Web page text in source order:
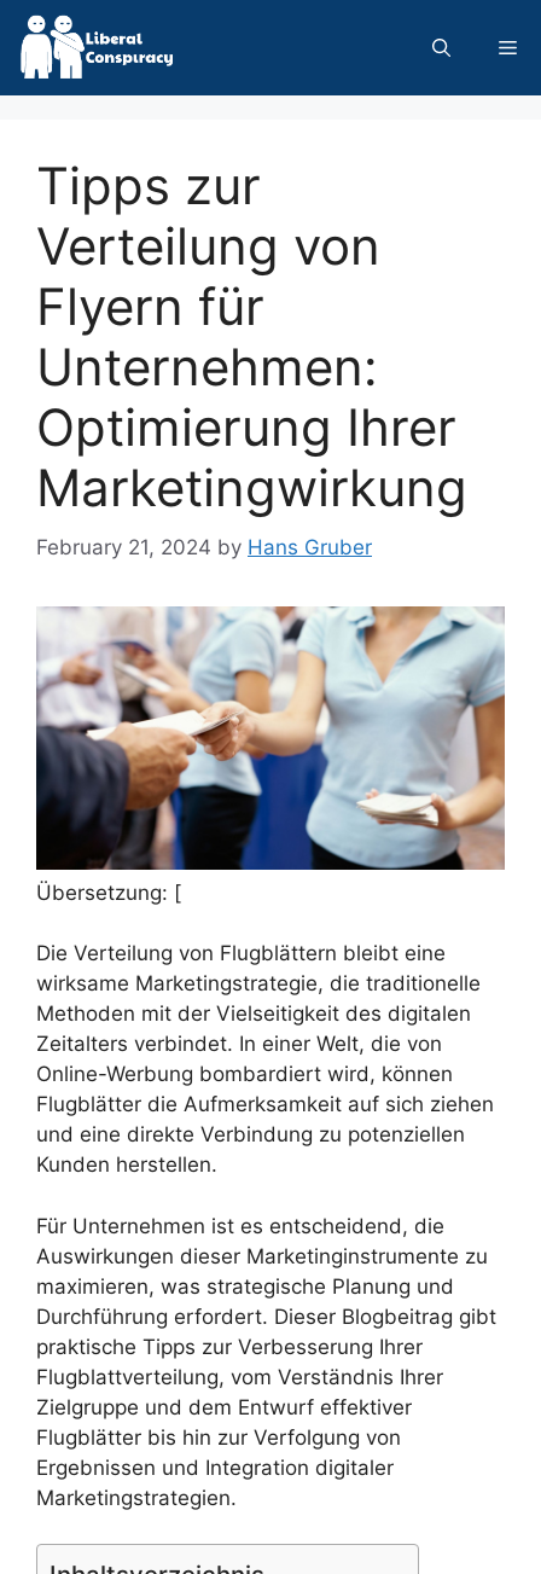
Skip
content
Tipps zur
Verteilung von
Flyern für
Unternehmen:
Optimierung Ihrer
Marketingwirkung
February 21, 2024 by Hans Gruber
Übersetzung: [
Die Verteilung von Flugblättern bleibt eine
wirksame Marketingstrategie, die traditionelle
Methoden mit der Vielseitigkeit des digitalen
Zeitalters verbindet. In einer Welt, die von
Online-Werbung bombardiert wird, können
Flugblätter die Aufmerksamkeit auf sich ziehen
und eine direkte Verbindung zu potenziellen
Kunden herstellen.
Für Unternehmen ist es entscheidend, die
Auswirkungen dieser Marketinginstrumente zu
maximieren, was strategische Planung und
Durchführung erfordert. Dieser Blogbeitrag gibt
praktische Tipps zur Verbesserung Ihrer
Flugblattverteilung, vom Verständnis Ihrer
Zielgruppe und dem Entwurf effektiver
Flugblätter bis hin zur Verfolgung von
Ergebnissen und Integration digitaler
Marketingstrategien.